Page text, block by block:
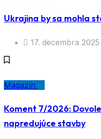
Ukrajina by sa mohla
17. decembra 2025
Magazín
Koment 7/2026:
napredujúce stavby